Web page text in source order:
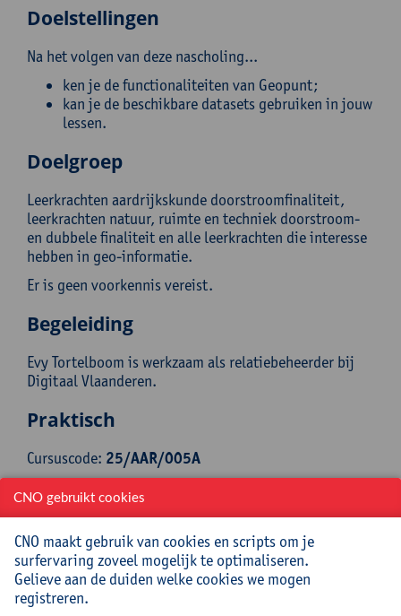
Doelstellingen
Na het volgen van deze nascholing...
ken je de functionaliteiten van Geopunt;
kan je de beschikbare datasets gebruiken in jouw
lessen.
Doelgroep
Leerkrachten aardrijkskunde doorstroomfinaliteit,
leerkrachten natuur, ruimte en techniek doorstroom-
en dubbele finaliteit en alle leerkrachten die interesse
hebben in geo-informatie.
Er is geen voorkennis vereist.
Begeleiding
Evy Tortelboom is werkzaam als relatiebeheerder bij
Digitaal Vlaanderen.
Praktisch
Cursuscode: 25/AAR/005A
Syllabus inbegrepen
Jouw bijdrage: 66 EUR.
Inlichtingen bij: Miet Oost, 03 265 29 79,
miet.oost@uantwerpen.be
CNO gebruikt cookies
CNO maakt gebruik van cookies en scripts om je
surfervaring zoveel mogelijk te optimaliseren.
Gelieve aan de duiden welke cookies we mogen
registreren.